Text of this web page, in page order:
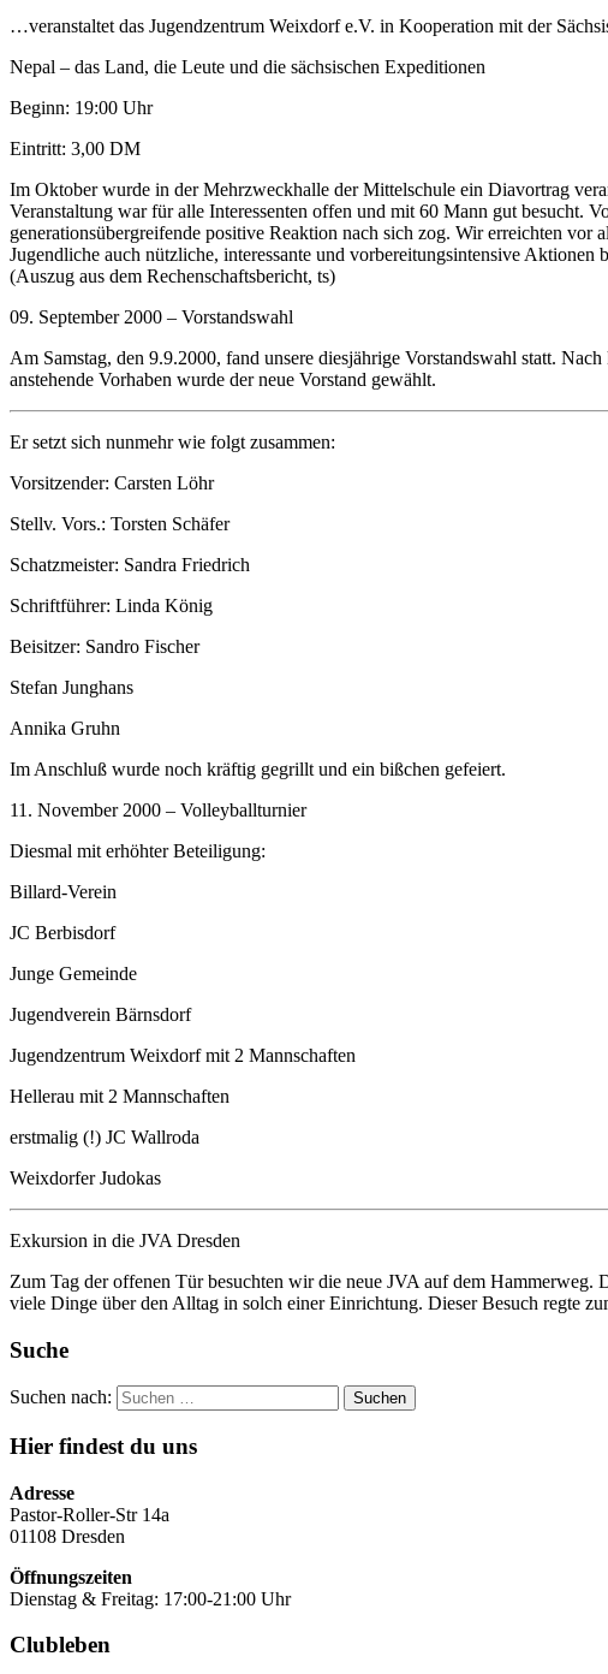
…veranstaltet das Jugendzentrum Weixdorf e.V. in Kooperation mit der
Nepal – das Land, die Leute und die sächsischen Expeditionen
Beginn: 19:00 Uhr
Eintritt: 3,00 DM
Im Oktober wurde in der Mehrzweckhalle der Mittelschule ein Diavortrag
Veranstaltung war für alle Interessenten offen und mit 60 Mann gut besucht.
generationsübergreifende positive Reaktion nach sich zog. Wir erreichten
Jugendliche auch nützliche, interessante und vorbereitungsintensive
(Auszug aus dem Rechenschaftsbericht, ts)
09. September 2000 – Vorstandswahl
Am Samstag, den 9.9.2000, fand unsere diesjährige Vorstandswahl statt.
anstehende Vorhaben wurde der neue Vorstand gewählt.
Er setzt sich nunmehr wie folgt zusammen:
Vorsitzender: Carsten Löhr
Stellv. Vors.: Torsten Schäfer
Schatzmeister: Sandra Friedrich
Schriftführer: Linda König
Beisitzer: Sandro Fischer
Stefan Junghans
Annika Gruhn
Im Anschluß wurde noch kräftig gegrillt und ein bißchen gefeiert.
11. November 2000 – Volleyballturnier
Diesmal mit erhöhter Beteiligung:
Billard-Verein
JC Berbisdorf
Junge Gemeinde
Jugendverein Bärnsdorf
Jugendzentrum Weixdorf mit 2 Mannschaften
Hellerau mit 2 Mannschaften
erstmalig (!) JC Wallroda
Weixdorfer Judokas
Exkursion in die JVA Dresden
Zum Tag der offenen Tür besuchten wir die neue JVA auf dem Hammerweg.
viele Dinge über den Alltag in solch einer Einrichtung. Dieser Besuch regte
Suche
Suchen nach:
Hier findest du uns
Adresse
Pastor-Roller-Str 14a
01108 Dresden
Öffnungszeiten
Dienstag & Freitag: 17:00-21:00 Uhr
Clubleben